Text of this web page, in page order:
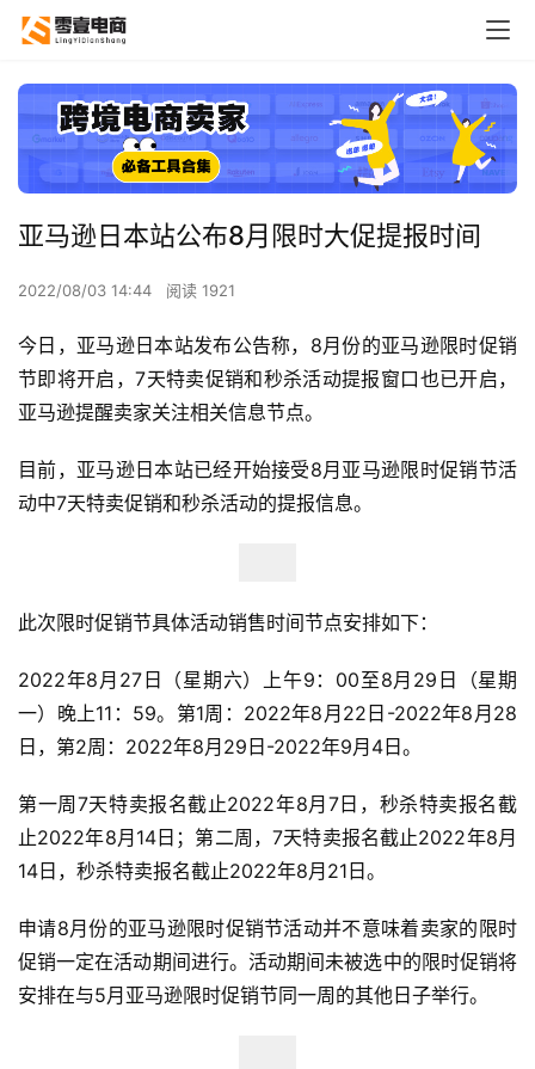
亚马逊日本站公布8月限时大促提报时间
2022/08/03 14:44 阅读 1921
今日，亚马逊日本站发布公告称，8月份的亚马逊限时促销
节即将开启，7天特卖促销和秒杀活动提报窗口也已开启，
亚马逊提醒卖家关注相关信息节点。
目前，亚马逊日本站已经开始接受8月亚马逊限时促销节活
动中7天特卖促销和秒杀活动的提报信息。
此次限时促销节具体活动销售时间节点安排如下：
2022年8月27日（星期六）上午9：00至8月29日（星期
一）晚上11：59。第1周：2022年8月22日-2022年8月28
日，第2周：2022年8月29日-2022年9月4日。
第一周7天特卖报名截止2022年8月7日，秒杀特卖报名截
止2022年8月14日；第二周，7天特卖报名截止2022年8月
14日，秒杀特卖报名截止2022年8月21日。
申请8月份的亚马逊限时促销节活动并不意味着卖家的限时
促销一定在活动期间进行。活动期间未被选中的限时促销将
安排在与5月亚马逊限时促销节同一周的其他日子举行。